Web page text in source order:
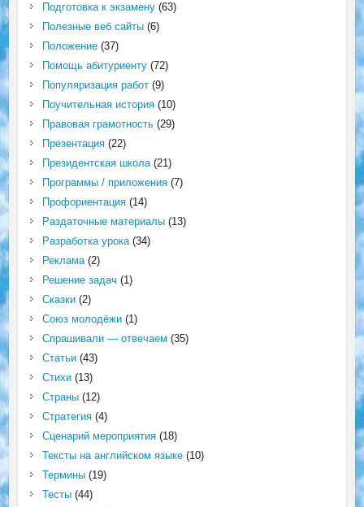
Подготовка к экзамену(63)
Полезные веб сайты(6)
Положение(37)
Помощь абитуриенту(72)
Популяризация работ(9)
Поучительная история(10)
Правовая грамотность(29)
Презентация(22)
Президентская школа(21)
Программы / приложения(7)
Профориентация(14)
Раздаточные материалы(13)
Разработка урока(34)
Реклама(2)
Решение задач (1)
Сказки(2)
Союз молодёжи(1)
Спрашивали — отвечаем (35)
Статьи(43)
Стихи(13)
Страны(12)
Стратегия(4)
Сценарий мероприятия(18)
Тексты на английском языке(10)
Термины(19)
Тесты(44)